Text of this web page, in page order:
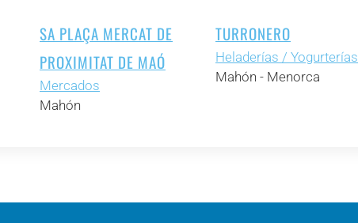
SA PLAÇA MERCAT DE
PROXIMITAT DE MAÓ
Mercados
Mahón
TURRONERO
Heladerías / Yogurterías
Mahón - Menorca